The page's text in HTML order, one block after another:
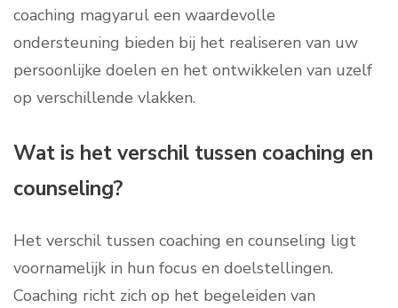
coaching magyarul een waardevolle
ondersteuning bieden bij het realiseren van uw
persoonlijke doelen en het ontwikkelen van uzelf
op verschillende vlakken.
Wat is het verschil tussen coaching en
counseling?
Het verschil tussen coaching en counseling ligt
voornamelijk in hun focus en doelstellingen.
Coaching richt zich op het begeleiden van